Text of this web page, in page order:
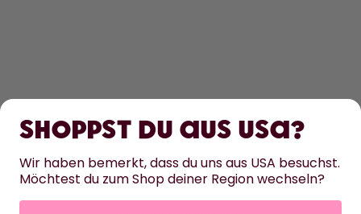
KONTAKT
Shoppst du aus USA?
Wir haben bemerkt, dass du uns aus USA besuchst.
Möchtest du zum Shop deiner Region wechseln?